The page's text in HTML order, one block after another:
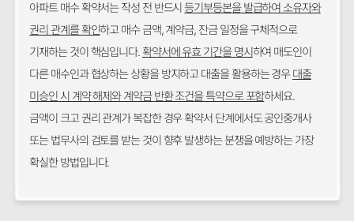
아파트 매수 확약서는 작성 전 반드시등기부등본을 발급하여 소유자와
권리 관계를 확인하고 매수 금액, 계약금, 잔금 일정을 구체적으로
기재하는 것이 핵심입니다. 확약서에 유효 기간을 명시하여 매도인이
다른 매수인과 협상하는 상황을 방지하고 대출을 활용하는 경우대출
미승인 시 계약 해제와 계약금 반환 조건을 특약으로 포함하세요.
금액이 크고 권리 관계가 복잡한 경우 확약서 단계에서도 공인중개사
또는 법무사의 검토를 받는 것이 향후 발생하는 분쟁을 예방하는 가장
확실한 방법입니다.